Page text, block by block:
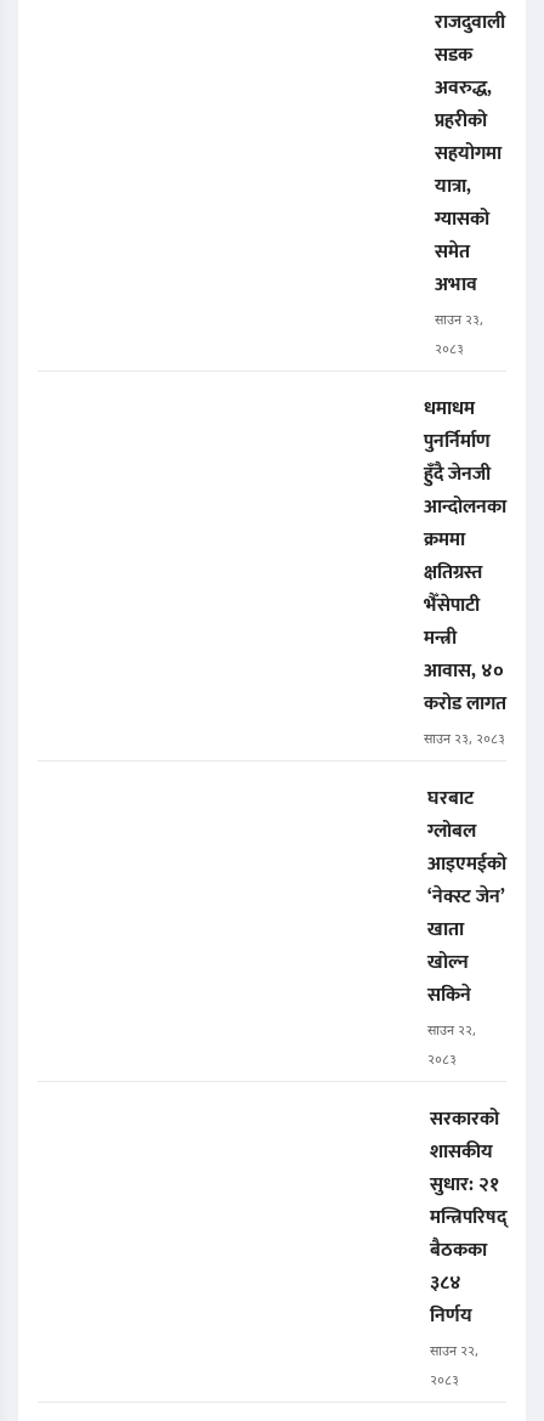
राजदुवाली
सडक
अवरुद्ध,
प्रहरीको
सहयोगमा
यात्रा,
ग्यासको
समेत
अभाव
साउन २३,
२०८३
धमाधम
पुनर्निर्माण
हुँदै जेनजी
आन्दोलनका
क्रममा
क्षतिग्रस्त
भैँसेपाटी
मन्त्री
आवास, ४०
करोड लागत
साउन २३, २०८३
घरबाट
ग्लोबल
आइएमईको
‘नेक्स्ट जेन’
खाता
खोल्न
सकिने
साउन २२,
२०८३
सरकारको
शासकीय
सुधार: २१
मन्त्रिपरिषद्
बैठकका
३८४
निर्णय
साउन २२,
२०८३